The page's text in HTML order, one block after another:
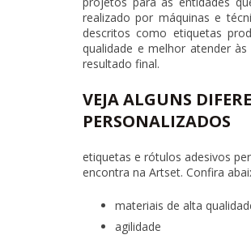
realizado por máquinas e
descritos como etiquetas
qualidade e melhor atender
resultado final.
VEJA ALGUNS
PERSONALIZADOS
etiquetas e rótulos adesivos
encontra na Artset. Confira
materiais de alta
agilidade